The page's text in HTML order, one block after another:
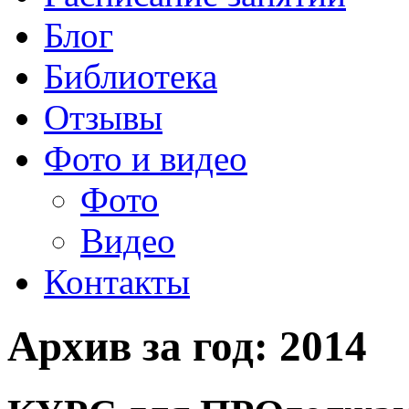
Блог
Библиотека
Отзывы
Фото и видео
Фото
Видео
Контакты
Архив за год: 2014